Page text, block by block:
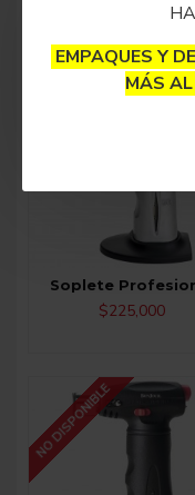
EMPAQUES Y
MÁS
Soplete
$225,000
NO DISPONIBLE